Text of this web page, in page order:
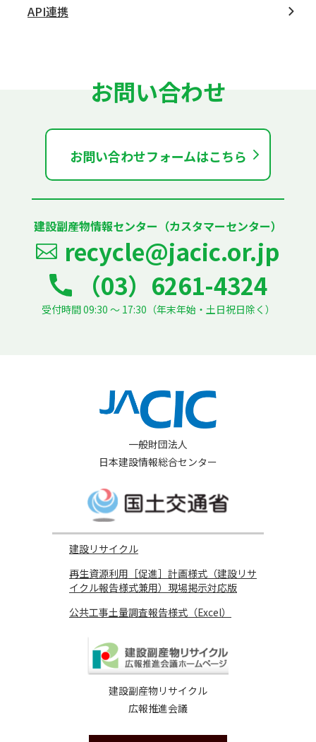
API連携
お問い合わせ
お問い合わせフォームはこちら
建設副産物情報センター（カスタマーセンター）
recycle@jacic.or.jp
（03）6261-4324
受付時間 09:30 ～ 17:30（年末年始・土日祝日除く）
一般財団法人
日本建設情報総合センター
建設リサイクル
再生資源利用［促進］計画様式（建設リサ
イクル報告様式兼用）現場掲示対応版
公共工事土量調査報告様式（Excel）
建設副産物リサイクル
広報推進会議